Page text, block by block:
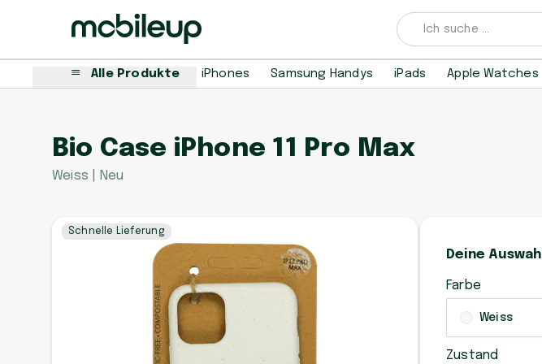
Alle Produkte iPhones Samsung Handys iPads Apple Watches
Bio Case iPhone 11 Pro Max
Weiss | Neu
Schnelle Lieferung
Deine Auswahl
Farbe
Weiss
Zustand